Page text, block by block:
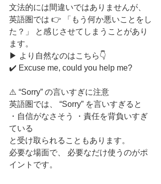
文法的には間違いではありませんが、
英語圏では 👉 「もう何か悪いことをし
た？」 と感じさせてしまうことがあり
ます。
▶ より自然なのはこちら👇
✔️ Excuse me, could you help me?
⚠️ “Sorry” の言いすぎに注意
英語圏では、 “Sorry” を言いすぎると
・自信がなさそう ・責任を背負いすぎ
ている
と受け取られることもあります。
必要な場面で、 必要なだけ使うのがポ
イントです。